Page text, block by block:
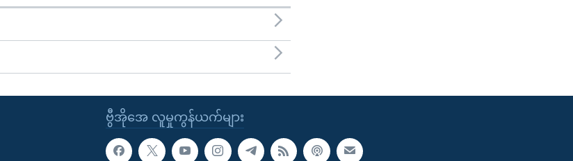
ဗွီအိုအေ လူမှုကွန်ယက်များ